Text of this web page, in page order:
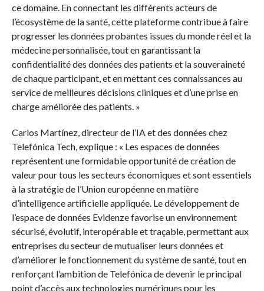
ce domaine. En connectant les différents acteurs de
l’écosystème de la santé, cette plateforme contribue à faire
progresser les données probantes issues du monde réel et la
médecine personnalisée, tout en garantissant la
confidentialité des données des patients et la souveraineté
de chaque participant, et en mettant ces connaissances au
service de meilleures décisions cliniques et d’une prise en
charge améliorée des patients. »
Carlos Martínez, directeur de l’IA et des données chez
Telefónica Tech, explique : « Les espaces de données
représentent une formidable opportunité de création de
valeur pour tous les secteurs économiques et sont essentiels
à la stratégie de l’Union européenne en matière
d’intelligence artificielle appliquée. Le développement de
l’espace de données Evidenze favorise un environnement
sécurisé, évolutif, interopérable et traçable, permettant aux
entreprises du secteur de mutualiser leurs données et
d’améliorer le fonctionnement du système de santé, tout en
renforçant l’ambition de Telefónica de devenir le principal
point d’accès aux technologies numériques pour les